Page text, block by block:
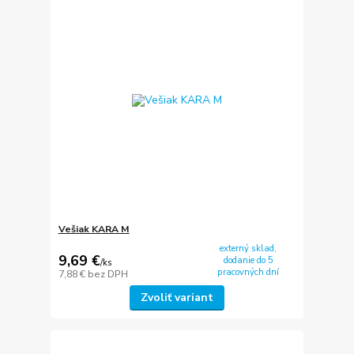
Vešiak KARA M
9,69 €/ks
7,88 € bez DPH
externý sklad,
dodanie do 5
pracovných dní
Zvoliť variant